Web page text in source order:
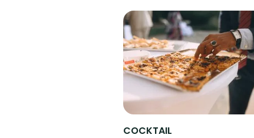
COCKTAIL